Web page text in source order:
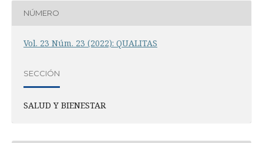
NÚMERO
Vol. 23 Núm. 23 (2022): QUALITAS
SECCIÓN
SALUD Y BIENESTAR